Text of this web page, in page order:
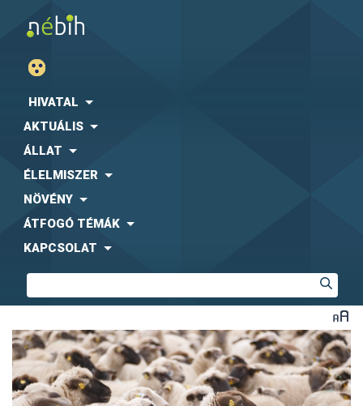
HIVATAL
AKTUÁLIS
ÁLLAT
ÉLELMISZER
NÖVÉNY
ÁTFOGÓ TÉMÁK
KAPCSOLAT